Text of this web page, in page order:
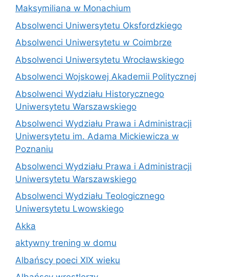
Maksymiliana w Monachium
Absolwenci Uniwersytetu Oksfordzkiego
Absolwenci Uniwersytetu w Coimbrze
Absolwenci Uniwersytetu Wrocławskiego
Absolwenci Wojskowej Akademii Politycznej
Absolwenci Wydziału Historycznego
Uniwersytetu Warszawskiego
Absolwenci Wydziału Prawa i Administracji
Uniwersytetu im. Adama Mickiewicza w
Poznaniu
Absolwenci Wydziału Prawa i Administracji
Uniwersytetu Warszawskiego
Absolwenci Wydziału Teologicznego
Uniwersytetu Lwowskiego
Akka
aktywny trening w domu
Albańscy poeci XIX wieku